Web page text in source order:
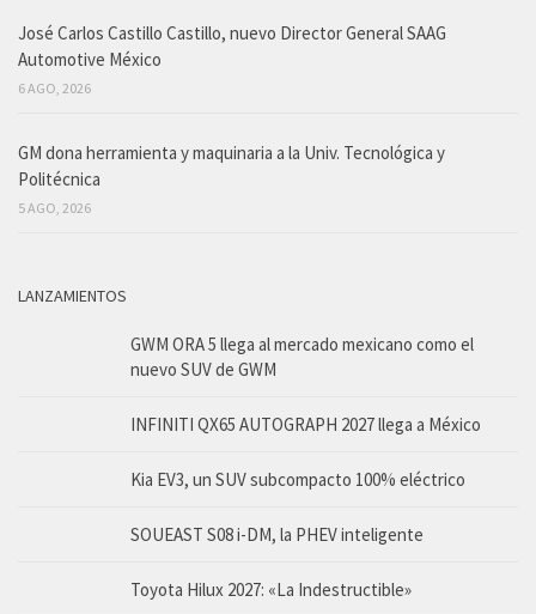
José Carlos Castillo Castillo, nuevo Director General SAAG
Automotive México
6 AGO, 2026
GM dona herramienta y maquinaria a la Univ. Tecnológica y
Politécnica
5 AGO, 2026
LANZAMIENTOS
GWM ORA 5 llega al mercado mexicano como el
nuevo SUV de GWM
INFINITI QX65 AUTOGRAPH 2027 llega a México
Kia EV3, un SUV subcompacto 100% eléctrico
SOUEAST S08 i-DM, la PHEV inteligente
Toyota Hilux 2027: «La Indestructible»